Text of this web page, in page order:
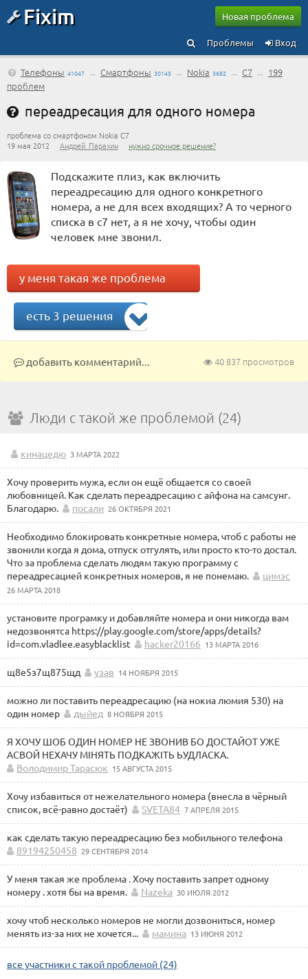
Fixim Новая проблема
Вход
Проблемы
Телефоны 41047 → Смартфоны 30145 → Nokia 5682 → C7 → 199
проблем
переадресация для одного номера
проблема со смартфоном Nokia C7
19 мая 2012 Андрей_Парахин нужно срочное решение?
Подскажите плиз, как включить
переадресацию для одного конкретного
номера, а не для всех входящих? А то черного
списка в с7 нет, а я не хочу, чтобы один
человек мне звонил.
у меня такая же проблема
есть 3 решения
40 837 просмотров
добавить комментарий...
Люди с такой же проблемой (24)
кинацедю 3 МАРТА 2022
Хочу проверить мужа, если он ещё общается со своей
любовницей. Как сделать переадресацию с айфона на самсунг.
Благодарю.
посали 26 ОКТЯБРЯ 2021
Необходимо блокировать конкретные номера, чтоб с работы не
звонили когда я дома, отпуск отгулять, или просто кто-то достал.
Что за проблема сделать людям такую программу с
переадресацией конкретных номеров, я не понемаю.
цимэс
26 МАРТА 2018
установите програмку и добавляйте номера и они никогда вам
недозвонятса https://play.google.com/store/apps/details?
id=com.vladlee.easyblacklist
hacker20166 13 МАРТА 2016
щ8е5з7щ875щд узав 14 НОЯБРЯ 2015
можно ли поставить переадресацию (на нокиа люмия 530) на
один номер
дыйед 8 НОЯБРЯ 2015
Я ХОЧУ ШОБ ОДИН НОМЕР НЕ ЗВОНИВ БО ДОСТАЙОТ УЖЕ
АСВОЙ НЕХАЧУ МІНЯТЬ ПОДКАЖІТЬ ЬУДЛАСКА.
Володимир Тарасюк 15 АВГУСТА 2015
Хочу избавиться от нежелательного номера (внесла в чёрный
список, всё-равно достаёт)
SVETA84 7 АПРЕЛЯ 2015
как сделать такую переадресацию без мобильного телефона
89194250458 29 СЕНТЯБРЯ 2014
У меня такая же проблема . Хочу поставить запрет одному
номеру . хотя бы на время.
Nazeka 30 ИЮЛЯ 2012
хочу чтоб несколько номеров не могли дозвониться, номер
менять из-за них не хочется...
мамина 13 ИЮНЯ 2012
все участники с такой проблемой (24)